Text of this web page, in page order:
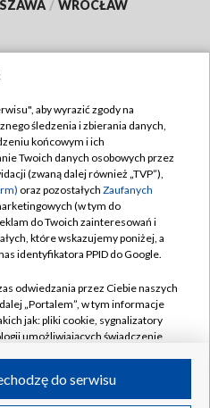
/ WROCŁAW
TVP
TVP
prywatności
zgody
Pomoc
aby wyrazić zgody na
śledzenia i zbierania danych,
końcowym i ich
Twoich danych osobowych przez
(zwaną dalej również „TVP”),
oraz pozostałych Zaufanych
(w tym do
do Twoich zainteresowań i
które wskazujemy poniżej, a
identyfikatora PPID do Google.
odwiedzania przez Ciebie naszych
„Portalem”, w tym informacje
jak: pliki cookie, sygnalizatory
umożliwiających świadczenie
do serwisu